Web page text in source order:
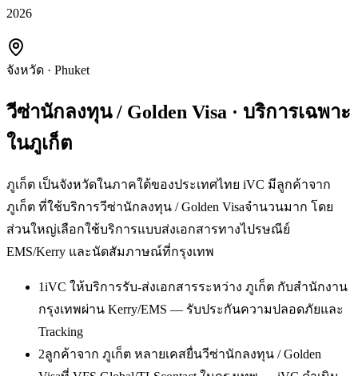
2026
จังหวัด · Phuket
วีซ่านักลงทุน / Golden Visa · บริการเฉพาะ
ในภูเก็ต
ภูเก็ต เป็นจังหวัดในภาคใต้ของประเทศไทย iVC มีลูกค้าจาก
ภูเก็ต ที่ใช้บริการวีซ่านักลงทุน / Golden Visaจำนวนมาก โดย
ส่วนใหญ่เลือกใช้บริการแบบส่งเอกสารทางไปรษณีย์
EMS/Kerry และนัดสัมภาษณ์ที่กรุงเทพ
1iVC ให้บริการรับ-ส่งเอกสารระหว่าง ภูเก็ต กับสำนักงาน
กรุงเทพผ่าน Kerry/EMS — รับประกันความปลอดภัยและ
Tracking
2ลูกค้าจาก ภูเก็ต หลายเคสยื่นวีซ่านักลงทุน / Golden